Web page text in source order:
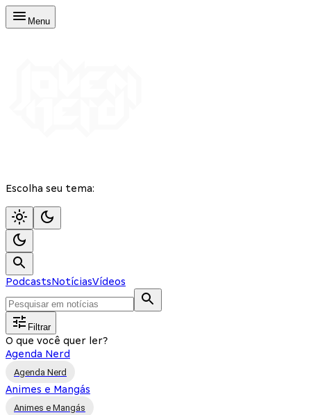
Menu
Escolha seu tema:
PodcastsNotíciasVídeos
Filtrar
O que você quer ler?
Agenda Nerd
Agenda Nerd
Animes e Mangás
Animes e Mangás